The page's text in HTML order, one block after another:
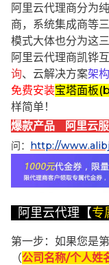
阿里云代理商分为
商，系统集成商等
模式大体也分为这三
阿里云代理商凯铧
询、云解决方案架
免费安装宝塔面板
样简单！
爆款产品 阿里云
问： http://
阿里云代理【专
第一步：如果您是
（公司名称/个人姓